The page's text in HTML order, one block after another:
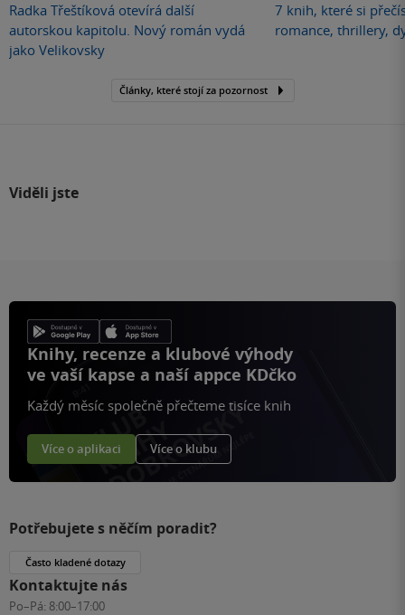
Radka Třeštíková otevírá další
autorskou kapitolu. Nový román vydá
jako Velikovsky
7 knih, které si
romance, thrillery,
Články, které stojí za pozornost
Viděli jste
Knihy, recenze a klubové výhody
ve vaší kapse a naší appce KDčko
Každý měsíc společně přečteme tisíce knih
Více o aplikaci Více o klubu
Potřebujete s něčím poradit?
Často kladené dotazy
Kontaktujte nás
Po–Pá: 8:00–17:00